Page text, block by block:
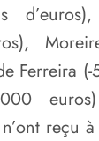
Ferreira
reçu